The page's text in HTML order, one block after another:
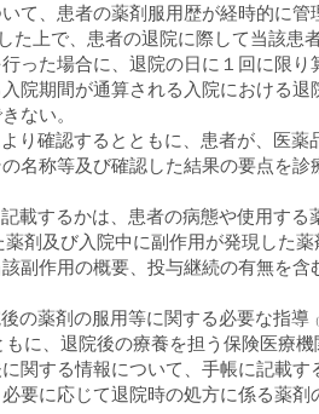
て、患者の薬剤服用歴が経時的に管
た上で、患者の退院に際して当該患
った場合に、退院の日に１回に限り
院期間が通算される入院における退
ない。
り確認するとともに、患者が、医薬
名称等及び確認した結果の要点を診
載するかは、患者の病態や使用する
薬剤及び入院中に副作用が発現した薬
副作用の概要、投与継続の有無を含
の薬剤の服用等に関する必要な指導
もに、退院後の療養を担う保険医療
関する情報について、手帳に記載す
要に応じて退院時の処方に係る薬剤